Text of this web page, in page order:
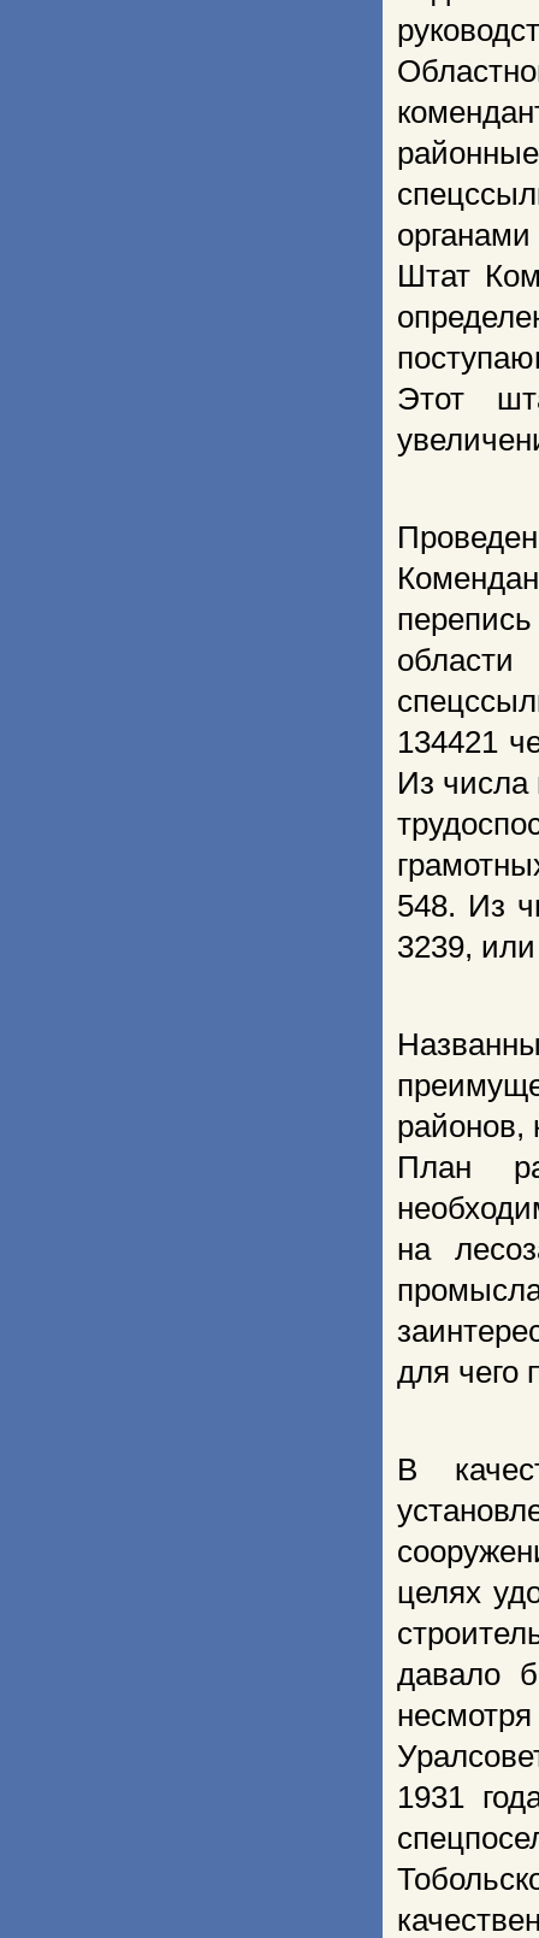
Штат
Этот
134421
Из числа
548. Из
3239,
районов,
План
на
для чего
В
целях
давало
1931